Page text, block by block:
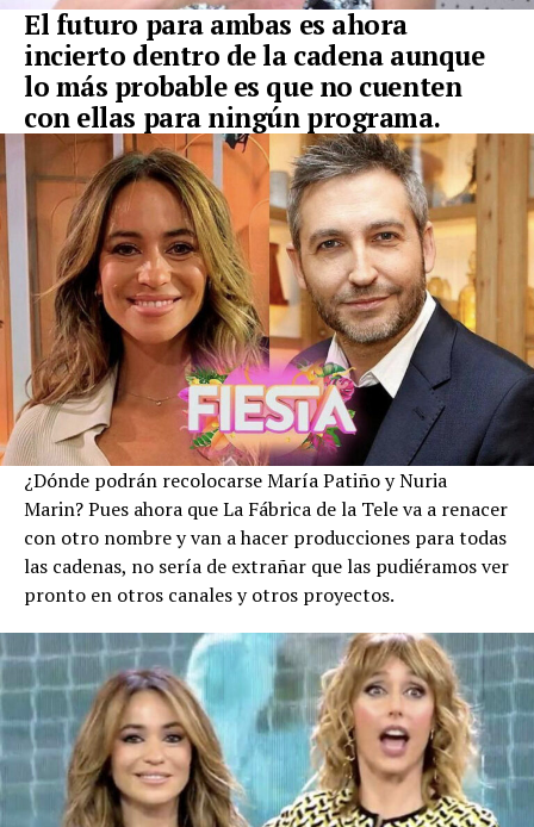
El futuro para ambas es ahora
incierto dentro de la cadena aunque
lo más probable es que no cuenten
con ellas para ningún programa.
¿Dónde podrán recolocarse María Patiño y Nuria
Marin? Pues ahora que La Fábrica de la Tele va a renacer
con otro nombre y van a hacer producciones para todas
las cadenas, no sería de extrañar que las pudiéramos ver
pronto en otros canales y otros proyectos.